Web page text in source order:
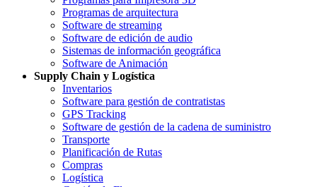
Programas de arquitectura
Software de streaming
Software de edición de audio
Sistemas de información geográfica
Software de Animación
Supply Chain y Logística
Inventarios
Software para gestión de contratistas
GPS Tracking
Software de gestión de la cadena de suministro
Transporte
Planificación de Rutas
Compras
Logística